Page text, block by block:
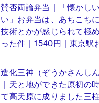
賛否両論弁当｜「懐かし
い」お弁当は、あちこち
技術とかが感じられて極
った件｜1540円｜東京駅
造化三神（ぞうかさんし
｜天と地ができた原初の
て高天原に成りました三